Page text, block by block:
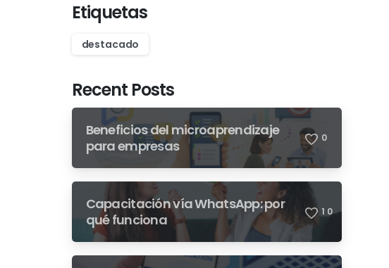
Etiquetas
destacado
Recent Posts
Beneficios del microaprendizaje
para empresas
0
Capacitación vía WhatsApp: por
qué funciona
1 0